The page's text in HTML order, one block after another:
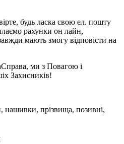
будь ласка свою ел. пошту
рахунки он лайн,
мають змогу відповісти на
ми з Повагою і
Захисників!
прізвища, позивні,